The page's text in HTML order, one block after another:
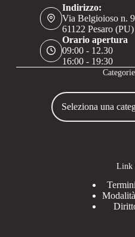
Indirizzo:
Via Belgioioso n.
61122 Pesaro (PU)
Orario apertura
09:00 - 12.30
16:00 - 19:30
Seleziona
una
categoria
Link